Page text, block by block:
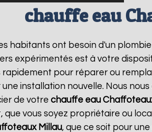
chauffe eau
habitants ont besoin d'un
expérimentés est à votre
rapidement pour réparer ou
installation nouvelle. Nous
de votre chauffe eau
vous soyez propriétaire ou
Millau, que ce soit pour